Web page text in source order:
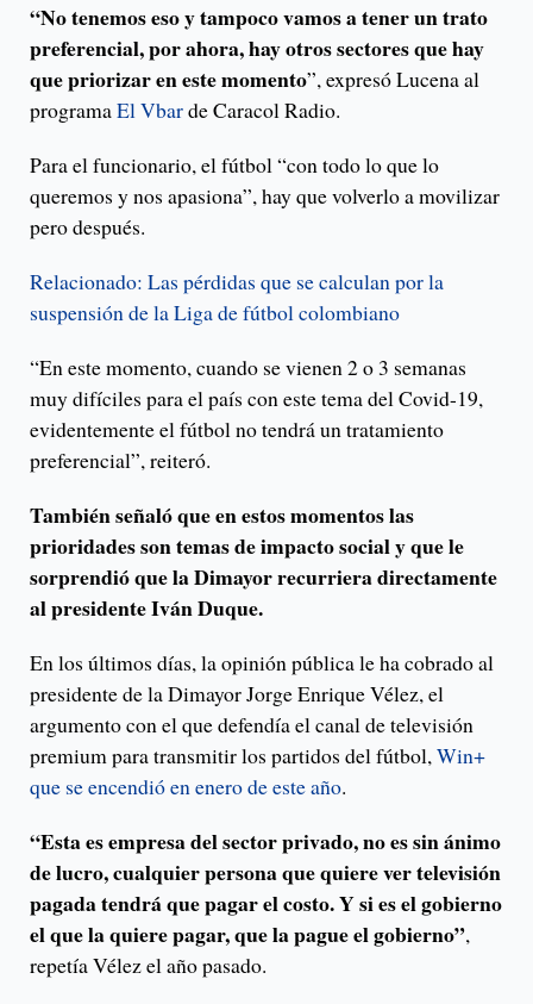
“No tenemos eso y tampoco vamos a tener un trato
preferencial, por ahora, hay otros sectores que hay
que priorizar en este momento”, expresó Lucena al
programaEl Vbarde Caracol Radio.
Para el funcionario, el fútbol “con todo lo que lo
queremos y nos apasiona”, hay que volverlo a movilizar
pero después.
Relacionado: Las pérdidas que se calculan por la
suspensión de la Liga de fútbol colombiano
“En este momento, cuando se vienen 2 o 3 semanas
muy difíciles para el país con este tema del Covid-19,
evidentemente el fútbol no tendrá un tratamiento
preferencial”, reiteró.
También señaló que en estos momentos las
prioridades son temas de impacto social y que le
sorprendió que la Dimayor recurriera directamente
al presidente Iván Duque.
En los últimos días, la opinión pública le ha cobrado al
presidente de la Dimayor Jorge Enrique Vélez, el
argumento con el que defendía el canal de televisión
premium para transmitir los partidos del fútbol,Win+
que se encendió en enero de este año.
“Esta es empresa del sector privado, no es sin ánimo
de lucro, cualquier persona que quiere ver televisión
pagada tendrá que pagar el costo. Y si es el gobierno
el que la quiere pagar, que la pague el gobierno”,
repetía Vélez el año pasado.